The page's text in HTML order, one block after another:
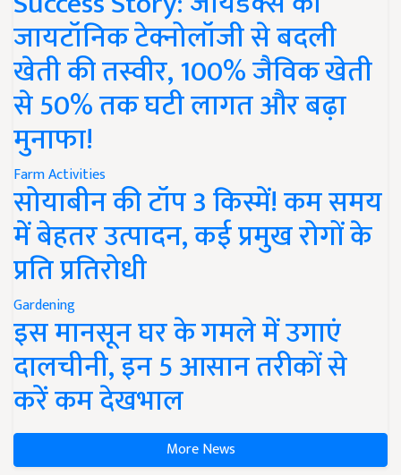
जायटॉनिक टेक्नोलॉजी से बदली
खेती की तस्वीर, 100% जैविक खेती
से 50% तक घटी लागत और बढ़ा
मुनाफा!
Farm Activities
सोयाबीन की टॉप 3 किस्में! कम समय
में बेहतर उत्पादन, कई प्रमुख रोगों के
प्रति प्रतिरोधी
Gardening
इस मानसून घर के गमले में उगाएं
दालचीनी, इन 5 आसान तरीकों से
करें कम देखभाल
More News